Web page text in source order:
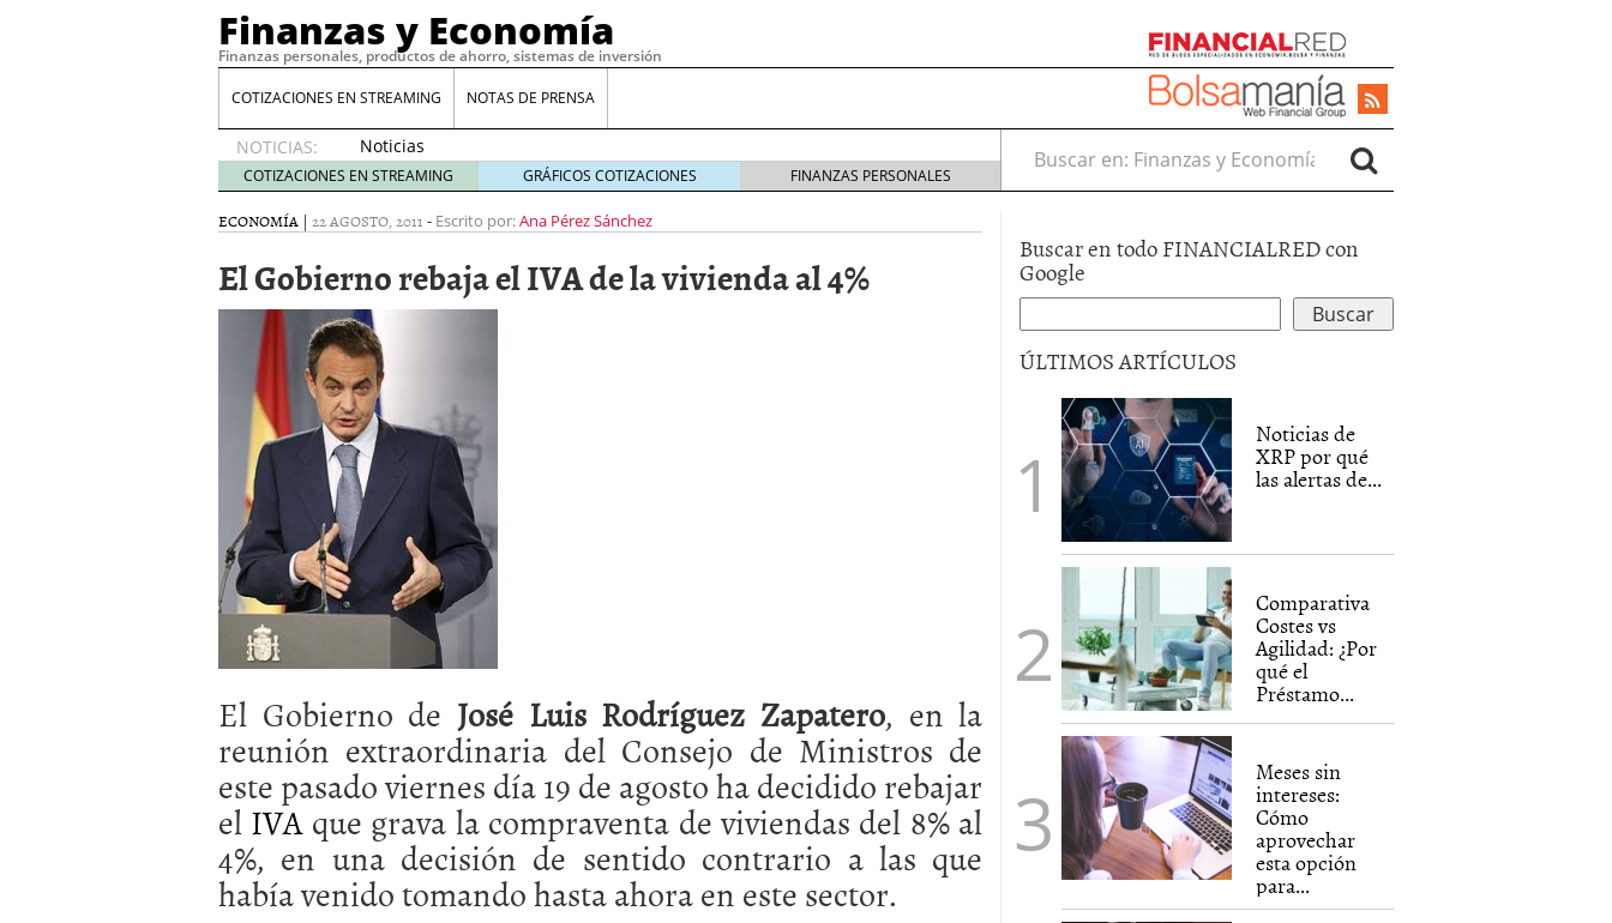
Finanzas y Economía
Finanzas personales, productos de ahorro, sistemas de inversión
COTIZACIONES EN STREAMING NOTAS DE PRENSA
NOTICIAS:
Noticias
de XRP
por qué
las
whales
suelen
llegar
tarde
de abril
de 2026
Comparativa Costes vs Agilidad: ¿Por qué el Préstamo Promotor privado
acelera la rentabilidad?
Meses sin intereses: Cómo aprovechar esta opción para gestionar tus
compras
24 de noviembre de 2025
Planificar tu herencia también es una decisión financiera: cómo anticiparte
a los costes 21 de noviembre de 2025
¿Cuánto cuesta un software punto de venta?
COTIZACIONES EN STREAMING GRÁFICOS COTIZACIONES FINANZAS PERSONALES
Buscar en:
ECONOMÍA | 22 AGOSTO, 2011 - Escrito por:Ana Pérez Sánchez
El Gobierno rebaja el IVA de la vivienda al 4%
El Gobierno de José Luis Rodríguez Zapatero, en la
reunión extraordinaria del Consejo de Ministros de
este pasado viernes día 19 de agosto ha decidido rebajar
elIVAque grava la compraventa de viviendas del 8% al
4%, en una decisión de sentido contrario a las que
había venido tomando hasta ahora en este sector.
Buscar en todo FINANCIALRED con
Google
ÚLTIMOS ARTÍCULOS
Noticias de
XRP por qué
las alertas de...
Comparativa
Costes vs
Agilidad: ¿Por
qué el
Préstamo...
Meses sin
intereses:
Cómo
aprovechar
esta opción
para...